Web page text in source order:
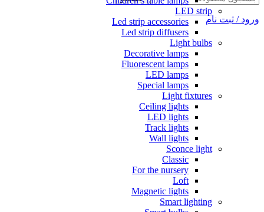
ورود / ثبت نام
LED strip
Led strip accessories
Led strip diffusers
Light bulbs
Decorative lamps
Fluorescent lamps
LED lamps
Special lamps
Light fixtures
Ceiling lights
LED lights
Track lights
Wall lights
Sconce light
Classic
For the nursery
Loft
Magnetic lights
Smart lighting